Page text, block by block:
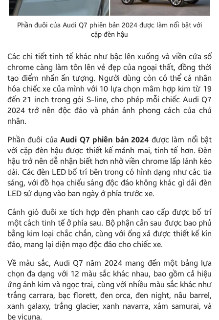
Phần đuôi của Audi Q7 phiên bản 2024 được làm nổi bật với
cặp đèn hậu
Các chi tiết tinh tế khác như bậc lên xuống và viền cửa sổ
chrome càng làm tôn lên vẻ đẹp của ngoại thất, đồng thời
tạo điểm nhấn ấn tượng. Người dùng còn có thể cá nhân
hóa chiếc xe của mình với 10 lựa chọn mâm hợp kim từ 19
đến 21 inch trong gói S-line, cho phép mỗi chiếc Audi Q7
2024 trở nên độc đáo và phản ánh phong cách của chủ
nhân.
Phần đuôi của Audi Q7 phiên bản 2024 được làm nổi bật
với cặp đèn hậu được thiết kế mảnh mai, tinh tế hơn. Đèn
hậu trở nên dễ nhận biết hơn nhờ viền chrome lấp lánh kéo
dài. Các đèn LED bố trí bên trong có hình dạng như các tia
sáng, với đồ họa chiếu sáng độc đáo không khác gì dải đèn
LED sử dụng vào ban ngày ở phía trước xe.
Cánh gió đuôi xe tích hợp đèn phanh cao cấp được bố trí
một cách tinh tế ở phía sau. Bộ phận cản sau được bao phủ
bằng kim loại chắc chắn, cùng với ống xả được thiết kế kín
đáo, mang lại diện mạo độc đáo cho chiếc xe.
Về màu sắc, Audi Q7 năm 2024 mang đến một bảng lựa
chọn đa dạng với 12 màu sắc khác nhau, bao gồm cả hiệu
ứng ánh kim và ngọc trai, cùng với nhiều màu sắc khác như
trắng carrara, bạc florett, đen orca, đen night, nâu barrel,
xanh galaxy, trắng glacier, xanh navarra, xám samurai, và
be vicuna.